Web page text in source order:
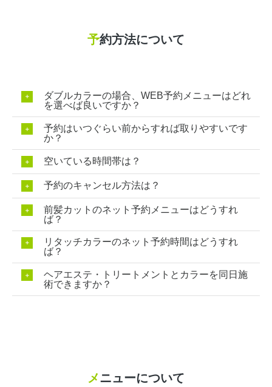
予約方法について
ダブルカラーの場合、WEB予約メニューはどれ
を選べば良いですか？
予約はいつぐらい前からすれば取りやすいです
か？
空いている時間帯は？
予約のキャンセル方法は？
前髪カットのネット予約メニューはどうすれ
ば？
リタッチカラーのネット予約時間はどうすれ
ば？
ヘアエステ・トリートメントとカラーを同日施
術できますか？
メニューについて